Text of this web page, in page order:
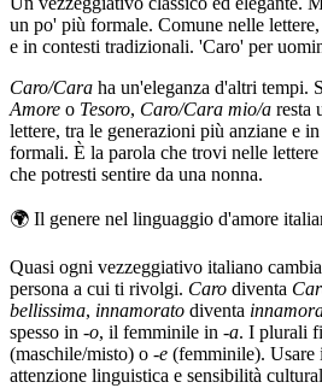
un po' più formale. Comune nelle
e in contesti tradizionali. 'Caro' per
Caro/Cara ha un'eleganza d'altri tempi.
Amore o Tesoro, Caro/Cara mio/a resta
lettere, tra le generazioni più anziane e
formali. È la parola che trovi nelle
che potresti sentire da una nonna.
🌍 Il genere nel linguaggio d'amore
Quasi ogni vezzeggiativo italiano
persona a cui ti rivolgi. Caro diventa
bellissima, innamorato diventa
spesso in -o, il femminile in -a. I plurali
(maschile/misto) o -e (femminile). Usare
attenzione linguistica e sensibilità